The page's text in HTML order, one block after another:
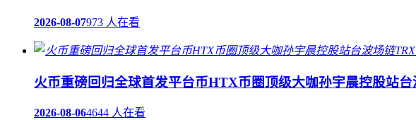
2026-08-07973 人在看
火币重磅回归全球首发平台币HTX币圈顶级大咖孙宇晨控股站
2026-08-064644 人在看